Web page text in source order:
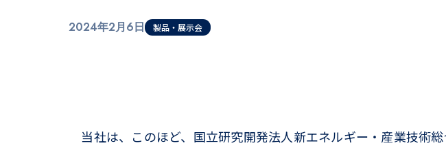
2024年2月6日 製品・展示会
当社は、このほど、国立研究開発法人新エネルギー・産業技術